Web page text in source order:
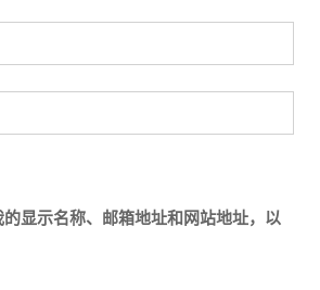
显示名称、邮箱地址和网站地址，以